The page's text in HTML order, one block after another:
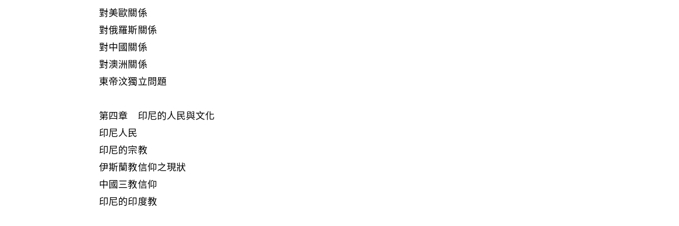
對美歐關係
對俄羅斯關係
對中國關係
對澳洲關係
東帝汶獨立問題
第四章 印尼的人民與文化
印尼人民
印尼的宗教
伊斯蘭教信仰之現狀
中國三教信仰
印尼的印度教